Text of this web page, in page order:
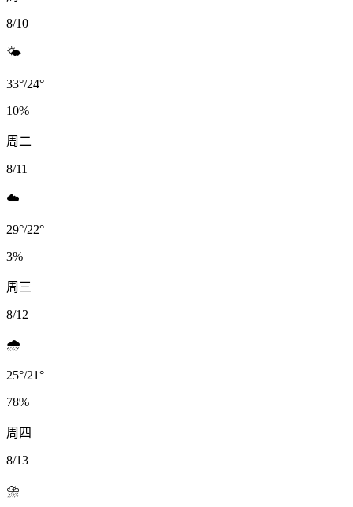
8/10
🌤️
33°/24°
10%
周二
8/11
☁️
29°/22°
3%
周三
8/12
🌧️
25°/21°
78%
周四
8/13
⛈️